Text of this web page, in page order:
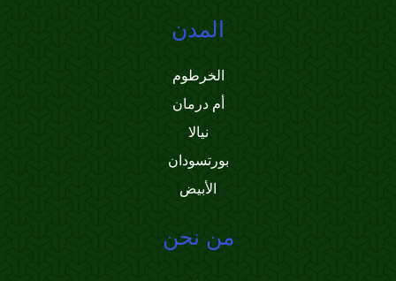
المدن
الخرطوم
أم درمان
نيالا
بورتسودان
الأبيض
من نحن